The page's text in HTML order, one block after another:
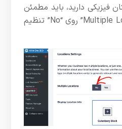
فیزیکی دارید، باید مطمئن
شوید که گزینه “Multiple Locations” روی “No” تنظیم